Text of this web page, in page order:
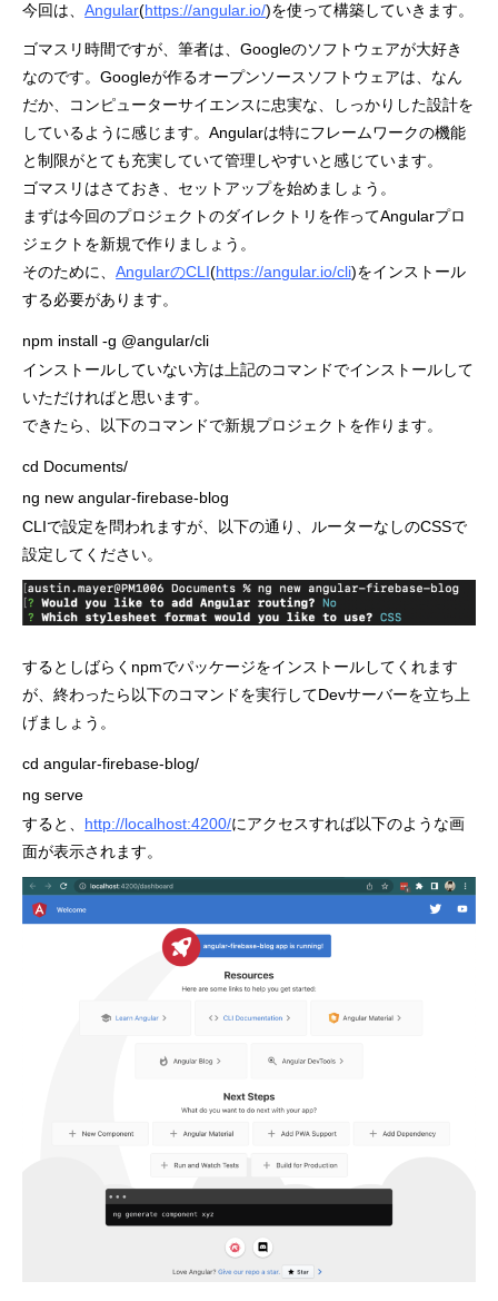
今回は、Angular(https://angular.io/)を使って構築していきます。
ゴマスリ時間ですが、筆者は、Googleのソフトウェアが大好き
なのです。Googleが作るオープンソースソフトウェアは、なん
だか、コンピューターサイエンスに忠実な、しっかりした設計を
しているように感じます。Angularは特にフレームワークの機能
と制限がとても充実していて管理しやすいと感じています。
ゴマスリはさておき、セットアップを始めましょう。
まずは今回のプロジェクトのダイレクトリを作ってAngularプロ
ジェクトを新規で作りましょう。
そのために、AngularのCLI(https://angular.io/cli)をインストール
する必要があります。
npm install -g @angular/cli
インストールしていない方は上記のコマンドでインストールして
いただければと思います。
できたら、以下のコマンドで新規プロジェクトを作ります。
cd Documents/
ng new angular-firebase-blog
CLIで設定を問われますが、以下の通り、ルーターなしのCSSで
設定してください。
するとしばらくnpmでパッケージをインストールしてくれます
が、終わったら以下のコマンドを実行してDevサーバーを立ち上
げましょう。
cd angular-firebase-blog/
ng serve
すると、 http://localhost:4200/にアクセスすれば以下のような画
面が表示されます。